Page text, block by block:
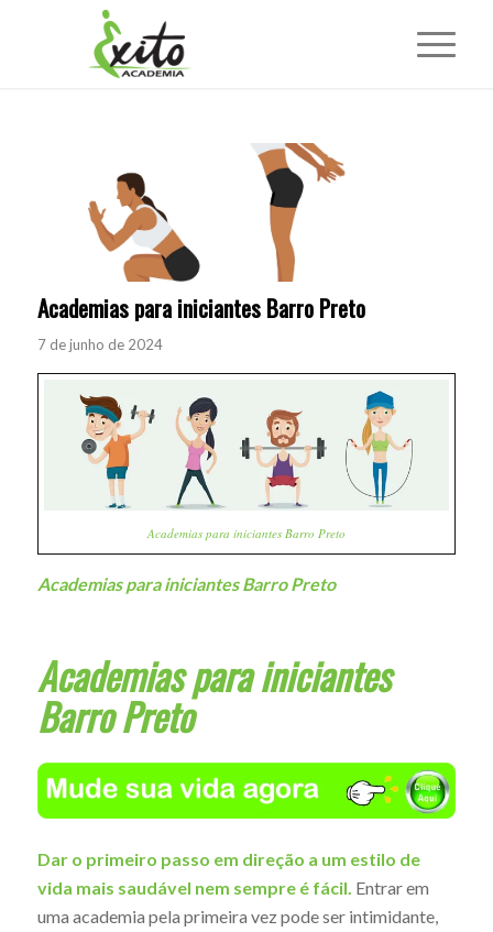
Academias para iniciantes Barro Preto
7 de junho de 2024
Academias para iniciantes Barro Preto
Academias para iniciantes Barro Preto
Academias para iniciantes
Barro Preto
Dar o primeiro passo em direção a um estilo de
vida mais saudável nem sempre é fácil. Entrar em
uma academia pela primeira vez pode ser intimidante,